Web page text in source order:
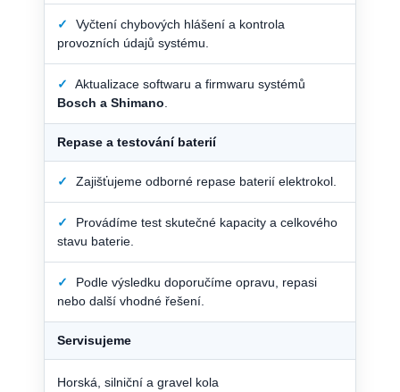
✓
Vyčtení chybových hlášení a kontrola
provozních údajů systému.
✓
Aktualizace softwaru a firmwaru systémů
Bosch a Shimano
Repase a testování baterií
✓ Zajišťujeme odborné repase baterií elektrokol.
✓
Provádíme test skutečné kapacity a celkového
stavu baterie.
✓
Podle výsledku doporučíme opravu, repasi
nebo další vhodné řešení.
Servisujeme
Horská, silniční a gravel kola